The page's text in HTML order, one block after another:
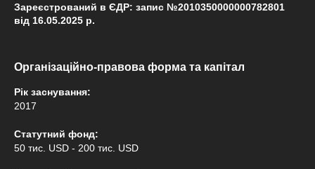
Зареєстрований в ЄДР: запис №2010350000000782801
від 16.05.2025 р.
Організаційно-правова форма та капітал
Рік заснування:
2017
Статутний фонд:
50 тис. USD - 200 тис. USD